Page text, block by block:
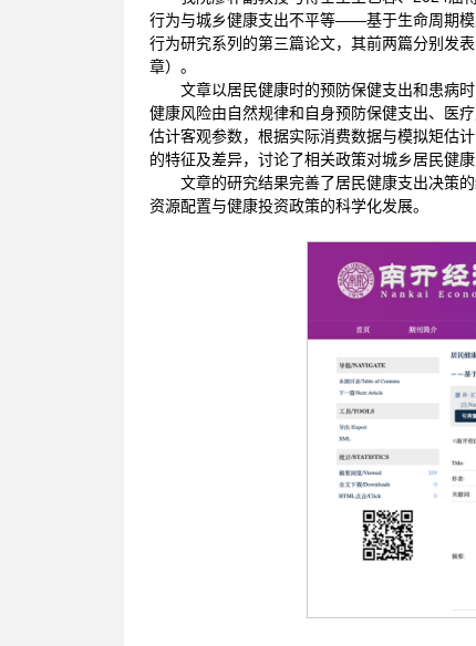
行为与城乡健康支出不平等——基于生命周期
行为研究系列的第三篇论文，其前两篇分别发
章）。
文章以居民健康时的预防保健支出和患病
健康风险由自然规律和自身预防保健支出、医
估计客观参数，根据实际消费数据与模拟矩估
的特征及差异，讨论了相关政策对城乡居民健康
文章的研究结果完善了居民健康支出决策
资源配置与健康投资政策的科学化发展。